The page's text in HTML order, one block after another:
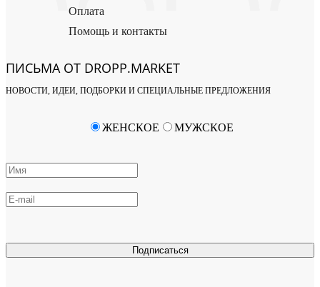
Оплата
Помощь и контакты
ПИСЬМА ОТ DROPP.MARKET
НОВОСТИ, ИДЕИ, ПОДБОРКИ И СПЕЦИАЛЬНЫЕ ПРЕДЛОЖЕНИЯ
Подписаться
ЖЕНСКОЕ МУЖСКОЕ